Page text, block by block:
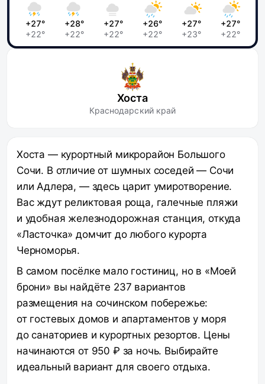
+27°
+22°
+28°
+22°
+27°
+22°
+26°
+22°
+27°
+23°
+27°
+22°
Хоста
Краснодарский край
Хоста — курортный микрорайон Большого
Сочи. В отличие от шумных соседей — Сочи
или Адлера, — здесь царит умиротворение.
Вас ждут реликтовая роща, галечные пляжи
и удобная железнодорожная станция, откуда
«Ласточка» домчит до любого курорта
Черноморья.
В самом посёлке мало гостиниц, но в «Моей
брони» вы найдёте 237 вариантов
размещения на сочинском побережье:
от гостевых домов и апартаментов у моря
до санаториев и курортных резортов. Цены
начинаются от 950 ₽ за ночь. Выбирайте
идеальный вариант для своего отдыха.